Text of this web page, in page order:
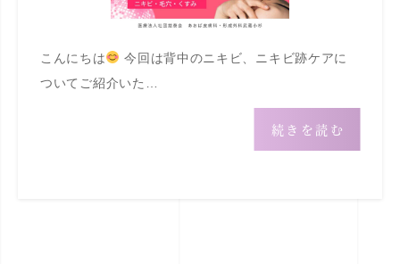
こんにちは
今回は背中のニキビ、ニキビ跡ケアに
ついてご紹介いた…
続きを読む